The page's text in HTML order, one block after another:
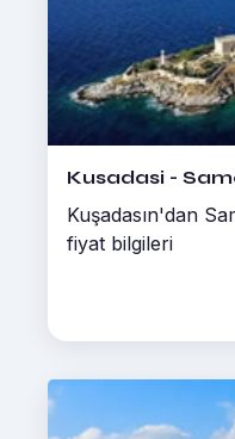
Kusadasi -
Kuşadasın'dan
fiyat bilgileri